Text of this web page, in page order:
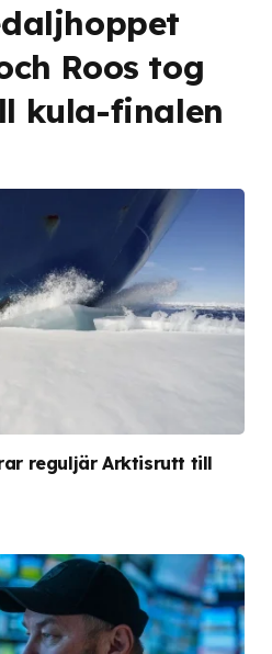
Roos tog
kula-finalen
reguljär Arktisrutt till